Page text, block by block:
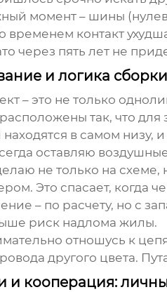
момент – шины
временем контакт
через пять лет не
и логика
– это не только
так, что
в самом низу,
оставляю
не только на
Это спасает, когда
– по расчету, но с
риск надлома жилы.
отношусь к
другого цвета.
и кооперация: